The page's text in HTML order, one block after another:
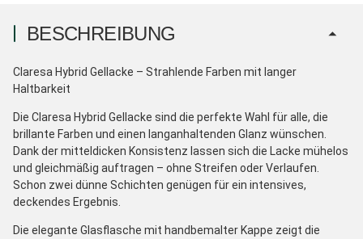
BESCHREIBUNG
Claresa Hybrid Gellacke – Strahlende Farben mit langer
Haltbarkeit
Die Claresa Hybrid Gellacke sind die perfekte Wahl für alle, die
brillante Farben und einen langanhaltenden Glanz wünschen.
Dank der mitteldicken Konsistenz lassen sich die Lacke mühelos
und gleichmäßig auftragen – ohne Streifen oder Verlaufen.
Schon zwei dünne Schichten genügen für ein intensives,
deckendes Ergebnis.
Die elegante Glasflasche mit handbemalter Kappe zeigt die